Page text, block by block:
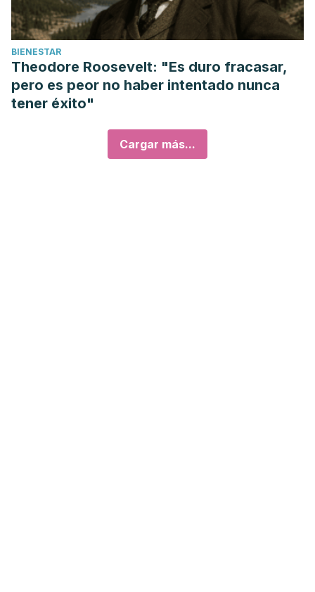
BIENESTAR
Theodore Roosevelt: "Es duro fracasar,
pero es peor no haber intentado nunca
tener éxito"
Cargar más...